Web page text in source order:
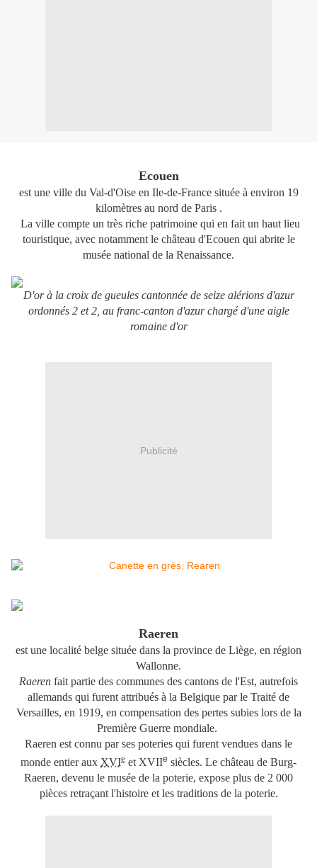
Ecouen
est une ville du Val-d'Oise en Ile-de-France située à environ 19
kilomètres au nord de Paris .
La ville compte un très riche patrimoine qui en fait un haut lieu
touristique, avec notamment le château d'Ecouen qui abrite le
musée national de la Renaissance.
D'or à la croix de gueules cantonnée de seize alérions d'azur
ordonnés 2 et 2, au franc-canton d'azur chargé d'une aigle
romaine d'or
Publicité
Raeren
est une localité belge située dans la province de Liège, en région
Wallonne.
Raeren fait partie des communes des cantons de l'Est, autrefois
allemands qui furent attribués à la Belgique par le Traité de
Versailles, en 1919, en compensation des pertes subies lors de la
Première Guerre mondiale.
Raeren est connu par ses poteries qui furent vendues dans le
monde entier aux XVIe et XVIIe siècles. Le château de Burg-
Raeren, devenu le musée de la poterie, expose plus de 2 000
pièces retraçant l'histoire et les traditions de la poterie.